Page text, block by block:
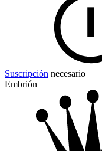
Suscripción necesario
Embrión